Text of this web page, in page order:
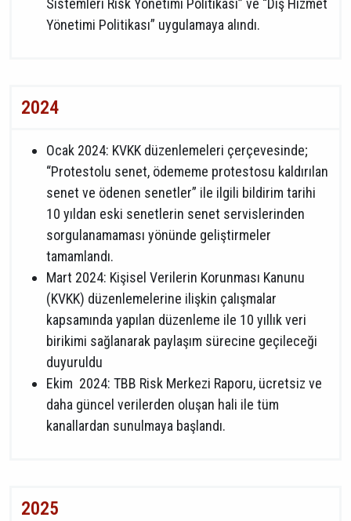
Sistemleri Risk Yönetimi Politikası” ve “Dış Hizmet
Yönetimi Politikası” uygulamaya alındı.
2024
Ocak 2024: KVKK düzenlemeleri çerçevesinde;
“Protestolu senet, ödememe protestosu kaldırılan
senet ve ödenen senetler” ile ilgili bildirim tarihi
10 yıldan eski senetlerin senet servislerinden
sorgulanamaması yönünde geliştirmeler
tamamlandı.
Mart 2024: Kişisel Verilerin Korunması Kanunu
(KVKK) düzenlemelerine ilişkin çalışmalar
kapsamında yapılan düzenleme ile 10 yıllık veri
birikimi sağlanarak paylaşım sürecine geçileceği
duyuruldu
Ekim 2024: TBB Risk Merkezi Raporu, ücretsiz ve
daha güncel verilerden oluşan hali ile tüm
kanallardan sunulmaya başlandı.
2025